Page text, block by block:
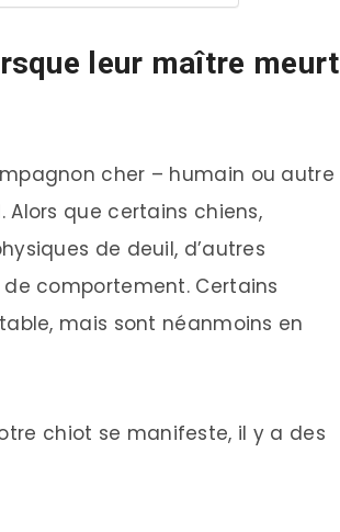
leur maître meurt
cher – humain ou autre
que certains chiens,
de deuil, d’autres
comportement. Certains
mais sont néanmoins en
chiot se manifeste, il y a des